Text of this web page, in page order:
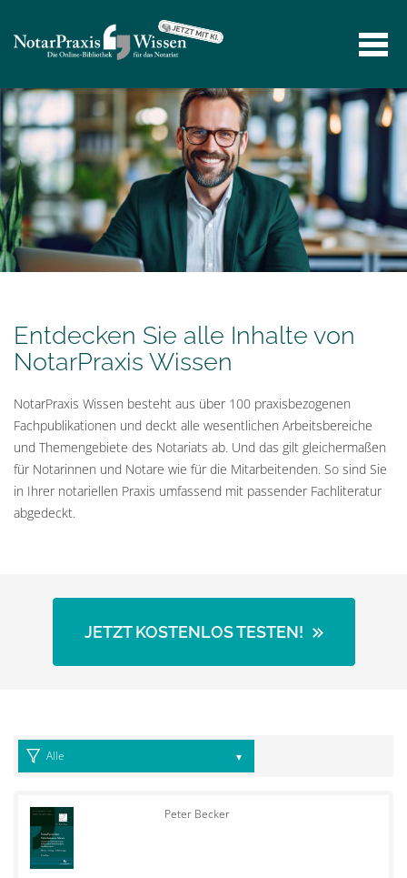
Entdecken Sie alle Inhalte von
NotarPraxis Wissen
NotarPraxis Wissen besteht aus über 100 praxisbezogenen
Fachpublikationen und deckt alle wesentlichen Arbeitsbereiche
und Themengebiete des Notariats ab. Und das gilt gleichermaßen
für Notarinnen und Notare wie für die Mitarbeitenden. So sind Sie
in Ihrer notariellen Praxis umfassend mit passender Fachliteratur
abgedeckt.
JETZT KOSTENLOS TESTEN!
Peter Becker